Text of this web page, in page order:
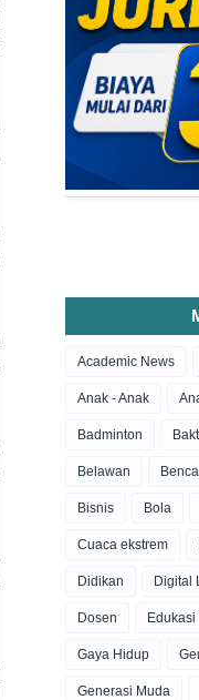
Academic News
Anak - Anak
Badminton
Belawan
Bisnis Bola
Cuaca ekstrem
Didikan Digital
Dosen Edukasi
Gaya Hidup
Generasi Muda